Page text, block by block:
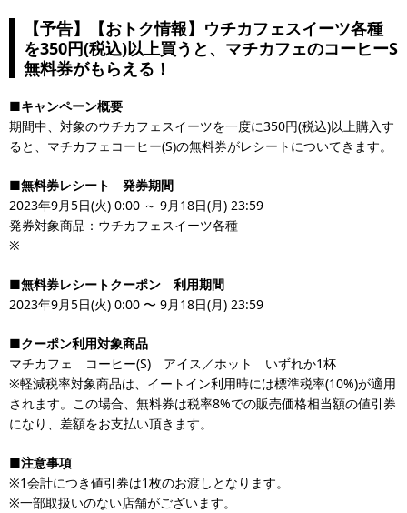
【予告】【おトク情報】ウチカフェスイーツ各種
を350円(税込)以上買うと、マチカフェのコーヒーS
無料券がもらえる！
■キャンペーン概要
期間中、対象のウチカフェスイーツを一度に350円(税込)以上購入す
ると、マチカフェコーヒー(S)の無料券がレシートについてきます。
■無料券レシート 発券期間
2023年9月5日(火) 0:00 ～ 9月18日(月) 23:59
発券対象商品：ウチカフェスイーツ各種
※
■無料券レシートクーポン 利用期間
2023年9月5日(火) 0:00 〜 9月18日(月) 23:59
■クーポン利用対象商品
マチカフェ コーヒー(S) アイス／ホット いずれか1杯
※軽減税率対象商品は、イートイン利用時には標準税率(10%)が適用
されます。この場合、無料券は税率8%での販売価格相当額の値引券
になり、差額をお支払い頂きます。
■注意事項
※1会計につき値引券は1枚のお渡しとなります。
※一部取扱いのない店舗がございます。